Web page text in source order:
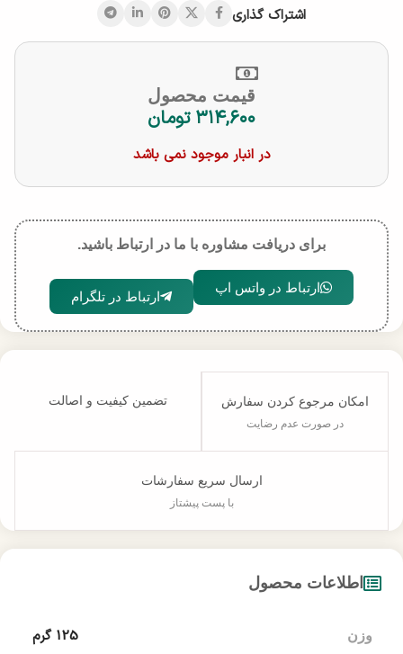
اشتراک گذاری
قیمت محصول
۳۱۴,۶۰۰ تومان
در انبار موجود نمی باشد
برای دریافت مشاوره با ما در ارتباط باشید.
ارتباط در واتس اپ
ارتباط در تلگرام
امکان مرجوع کردن سفارش
در صورت عدم رضایت
تضمین کیفیت و اصالت
ارسال سریع سفارشات
با پست پیشتاز
اطلاعات محصول
وزن 125 گرم